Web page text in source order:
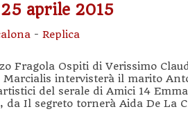
aprile 2015
- Replica
Fragola Ospiti di Verissimo
Marcialis intervisterà il marito
del serale di Amici 14
da Il segreto tornerà Aida De La